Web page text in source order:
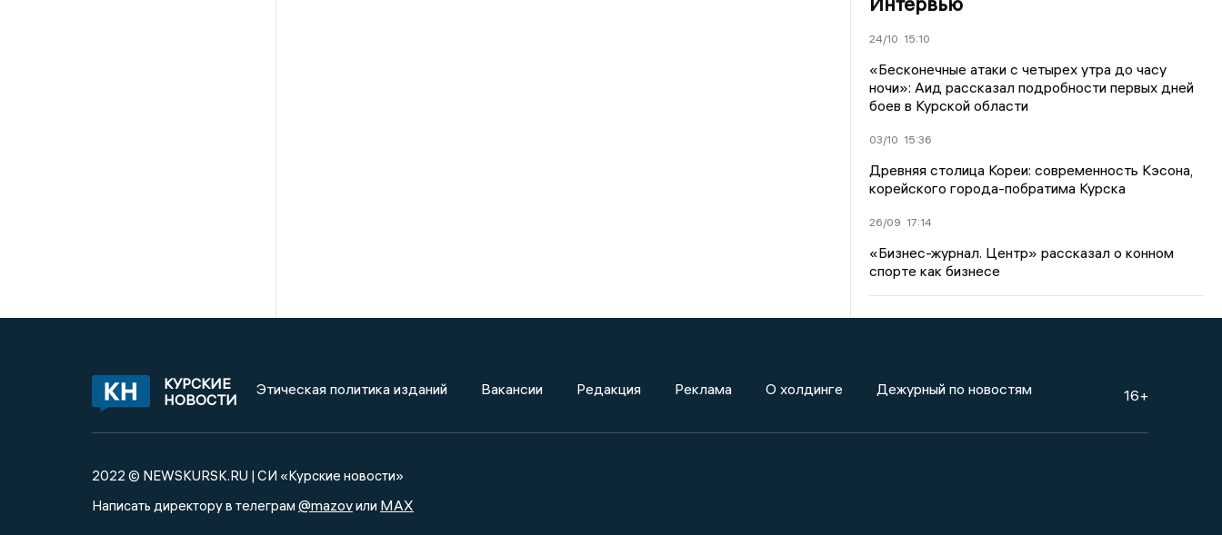
24/10 15:10
«Бесконечные атаки с четырех утра до часу
ночи»: Аид рассказал подробности первых дней
боев в Курской области
03/10 15:36
Древняя столица Кореи: современность Кэсона,
корейского города-побратима Курска
26/09 17:14
«Бизнес-журнал. Центр» рассказал о конном
спорте как бизнесе
КУРСКИЕ
НОВОСТИ
Этическая политика изданий Вакансии Редакция Реклама О холдинге Дежурный по новостям 16+
2022 © NEWSKURSK.RU | СИ «Курские новости»
Написать директору в телеграм @mazovили MAX